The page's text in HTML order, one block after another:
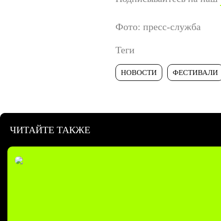
Фото: пресс-служба
Теги
НОВОСТИ ФЕСТИВАЛИ
ЧИТАЙТЕ ТАКЖЕ